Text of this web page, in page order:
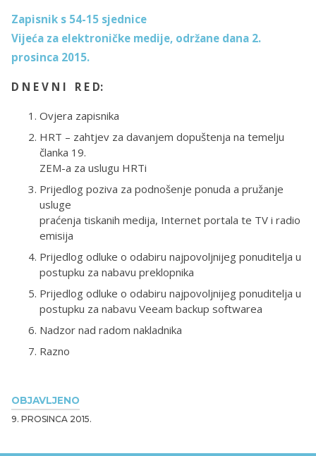
OBJAVLJENO
9. PROSINCA 2015.
Zapisnik s 54-15 sjednice
Vijeća za elektroničke medije, održane dana 2.
prosinca 2015.
D N E V N I R E D:
Ovjera zapisnika
HRT – zahtjev za davanjem dopuštenja na temelju
članka 19.
ZEM-a za uslugu HRTi
Prijedlog poziva za podnošenje ponuda a pružanje
usluge
praćenja tiskanih medija, Internet portala te TV i radio
emisija
Prijedlog odluke o odabiru najpovoljnijeg ponuditelja u
postupku za nabavu preklopnika
Prijedlog odluke o odabiru najpovoljnijeg ponuditelja u
postupku za nabavu Veeam backup softwarea
Nadzor nad radom nakladnika
Razno